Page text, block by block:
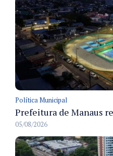
Política Municipal
05/08/2026